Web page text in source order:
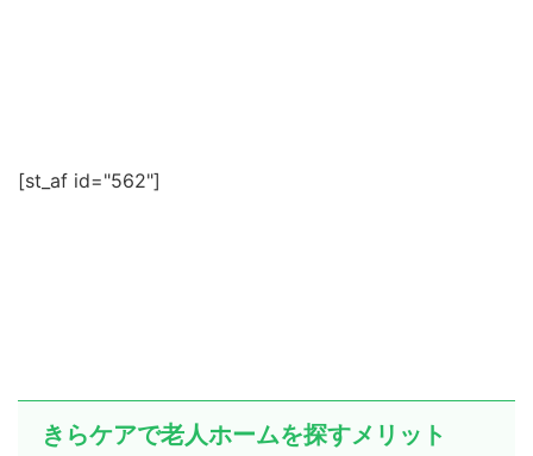
[st_af id="562"]
きらケアで老人ホームを探すメリット